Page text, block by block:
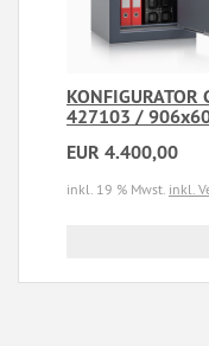
427103 /
EUR 4.400,00
inkl. 19 % Mwst. inkl.